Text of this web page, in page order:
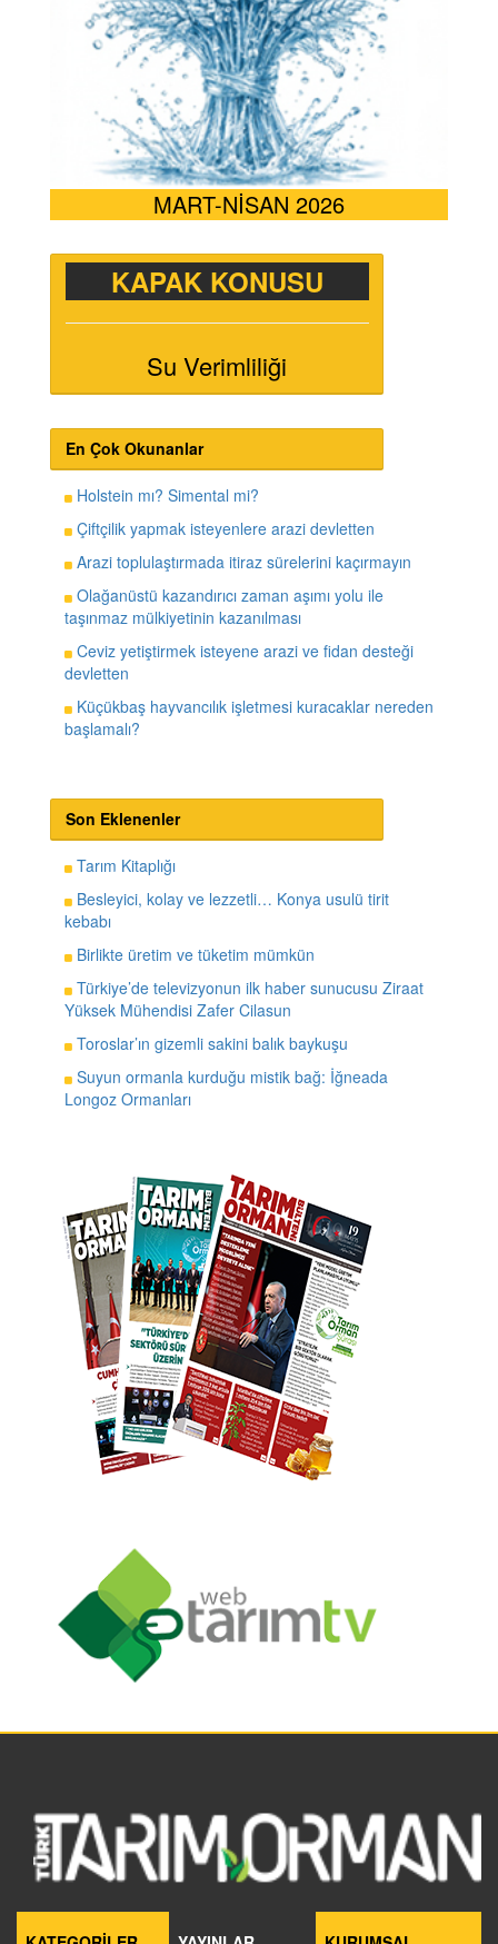
MART-NİSAN 2026
KAPAK KONUSU
Su Verimliliği
En Çok Okunanlar
Holstein mı? Simental mi?
Çiftçilik yapmak isteyenlere arazi devletten
Arazi toplulaştırmada itiraz sürelerini kaçırmayın
Olağanüstü kazandırıcı zaman aşımı yolu ile
taşınmaz mülkiyetinin kazanılması
Ceviz yetiştirmek isteyene arazi ve fidan desteği
devletten
Küçükbaş hayvancılık işletmesi kuracaklar nereden
başlamalı?
Son Eklenenler
Tarım Kitaplığı
Besleyici, kolay ve lezzetli… Konya usulü tirit
kebabı
Birlikte üretim ve tüketim mümkün
Türkiye’de televizyonun ilk haber sunucusu Ziraat
Yüksek Mühendisi Zafer Cilasun
Toroslar’ın gizemli sakini balık baykuşu
Suyun ormanla kurduğu mistik bağ: İğneada
Longoz Ormanları